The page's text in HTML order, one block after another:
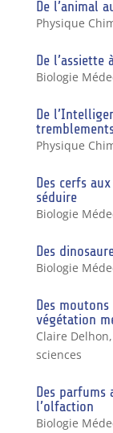
De l’animal
Physique
De l’assiette
Biologie
De
Physique
Des cerfs
séduire
Biologie
Des
Biologie
Des
végétation
Claire Delhon,
sciences
Des
l’olfaction
Biologie